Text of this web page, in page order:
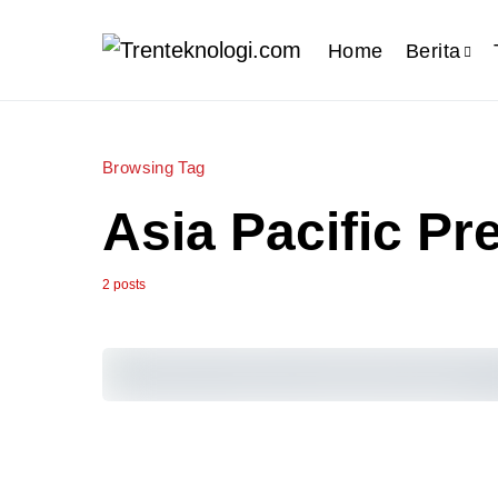
Home Berita
Browsing Tag
Asia Pacific
2 posts